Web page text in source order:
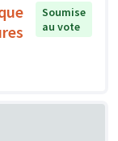
Soumise
au vote